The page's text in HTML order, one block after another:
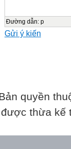
Bài thi môn:
Thời gian: 90
Số phách:
I. TRẮC
Đường dẫn: p
Gửi ý kiến
quyền
được thừa